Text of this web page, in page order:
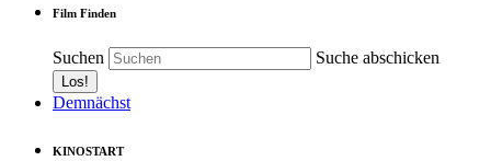
Film Finden
Suchen Suche abschicken
Demnächst
KINOSTART